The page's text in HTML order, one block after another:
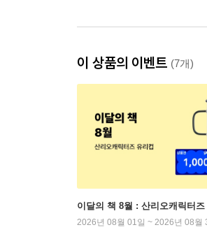
이 상품의 이벤트 (7개)
이달의 책 8월 : 산리오캐릭터즈
2026년 08월 01일 ~ 2026년 08월